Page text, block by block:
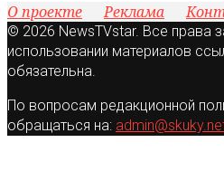
О проекте Реклама
© 2026 NewsTVstar. Все права
использовании материалов
обязательна.
По вопросам редакционной
обращаться на: